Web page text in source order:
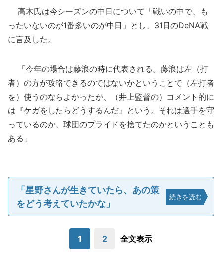
高木氏は今シーズンの中日について「戦いの中で、も
ったいないのが1番多いのが中日」とし、31日のDeNA戦
に言及した。
「今年の場合は藤浪の時に代表される。藤浪は左（打
者）の方が攻略できるのではないかということで（左打者
を）使うのならよかったが、（井上監督の）コメント的に
は『ケガをしたらどうするんだ』という。それは選手を守
っているのか、球団のプライドを捨てたのかということも
ある」
「星野さんが生きていたら、あの策
をどう考えていたかな」
続きを読む
1 2 全文表示